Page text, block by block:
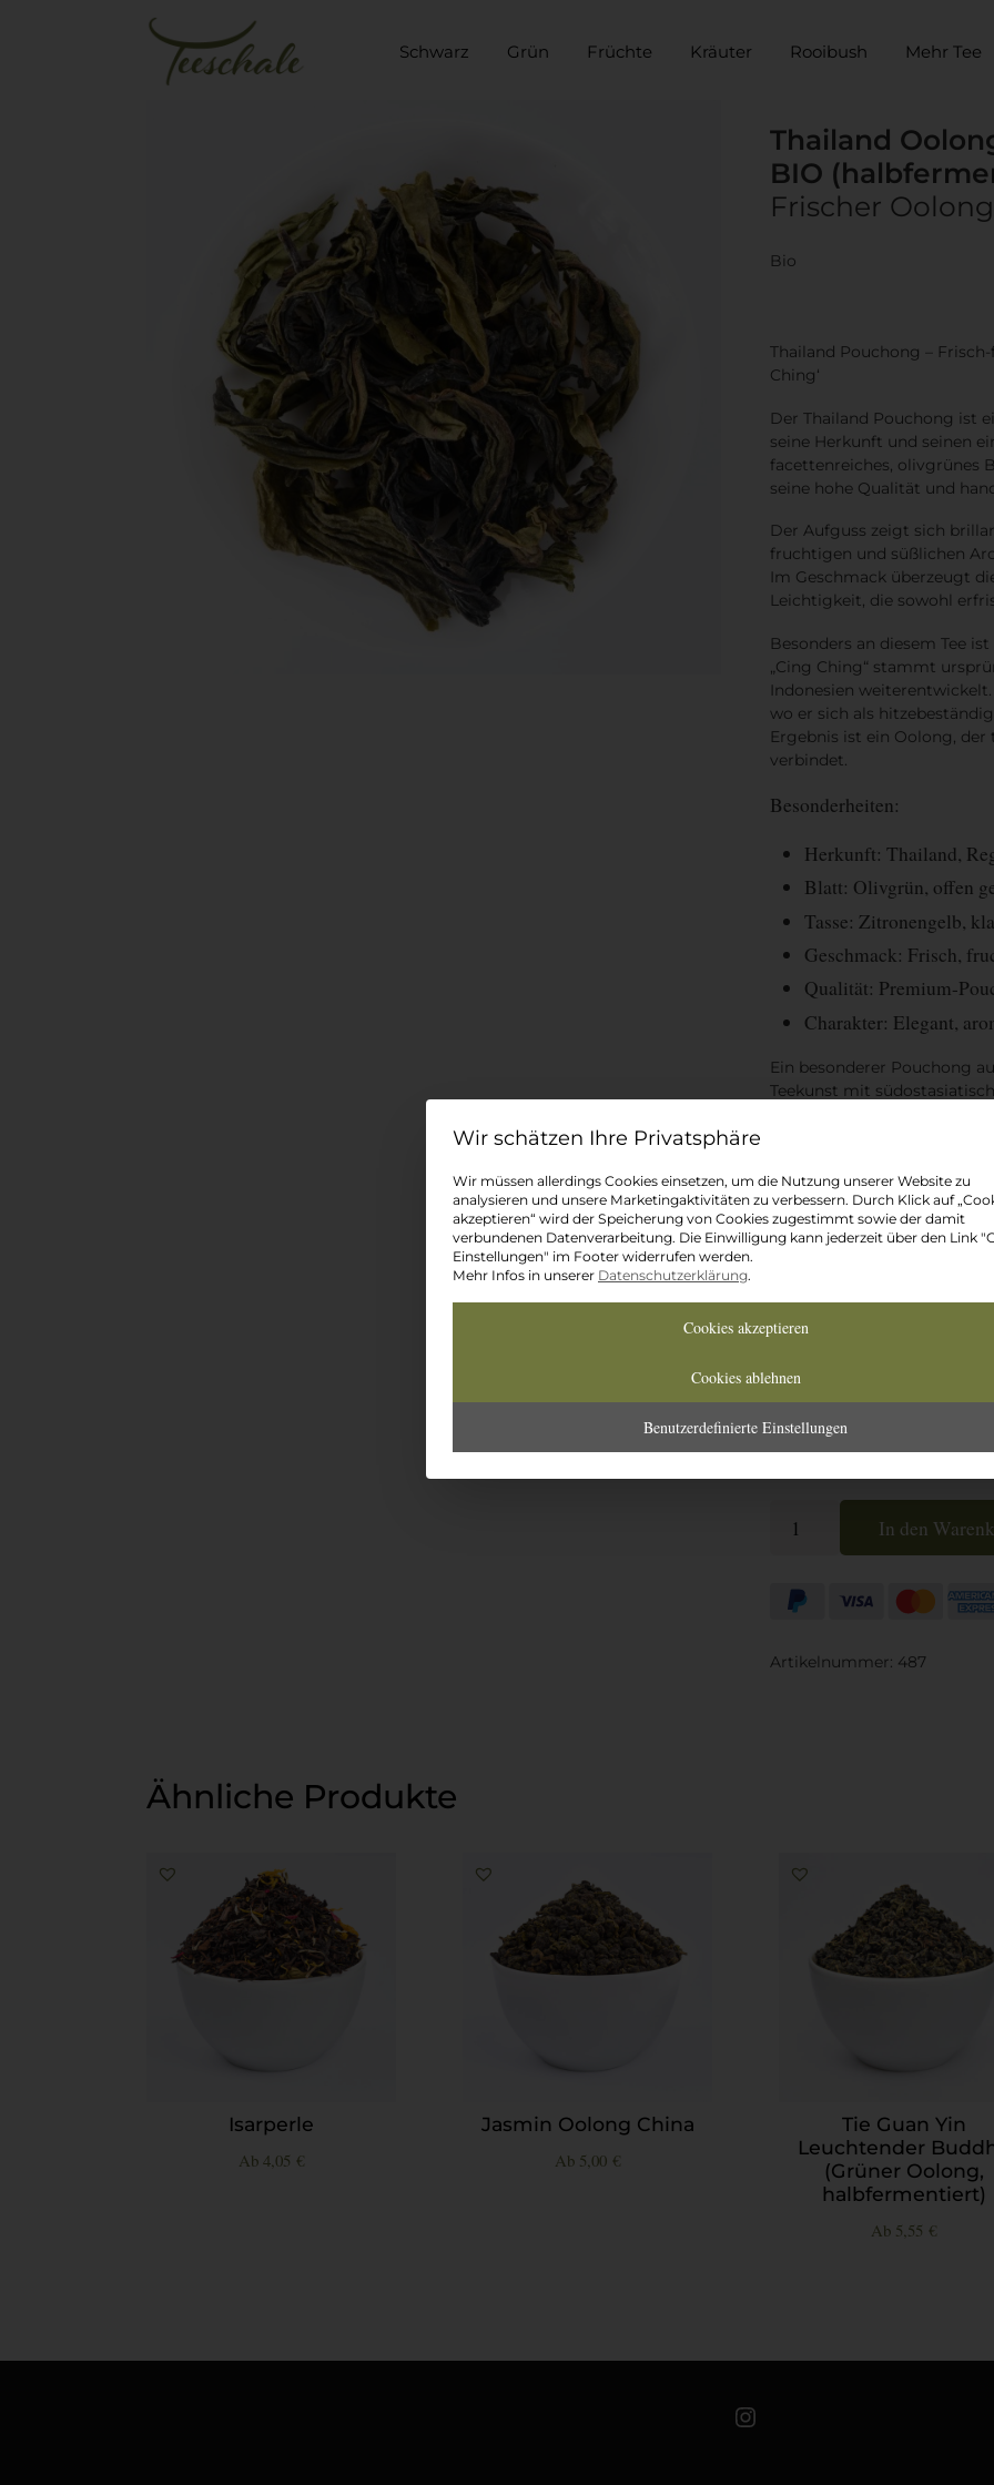
Schwarz Grün Früchte Kräuter Rooibush Mehr Tee
Thailand
BIO
Frischer
Bio
Thailand Pouchong –
Ching‘
Der Thailand Pouchong ist
seine Herkunft und seinen
facettenreiches, olivgrünes
seine hohe Qualität und
Der Aufguss zeigt sich
fruchtigen und süßlichen
Im Geschmack überzeugt
Leichtigkeit, die sowohl
Besonders an diesem Tee
„Cing Ching“ stammt
Indonesien
wo er sich als
Ergebnis ist ein Oolong,
verbindet.
Besonderheiten:
Herkunft: Thailand,
Blatt: Olivgrün, offen
Tasse: Zitronengelb,
Geschmack: Frisch,
Qualität: Premium-
Charakter: Elegant,
Ein besonderer Pouchong
Teekunst mit
Zubereitung:
Unser Oolong Tee wird
Teeschale ist
Gewicht
Oolong
Shan
BIO
In den
Artikelnummer: 487
Ähnliche Produkte
Isarperle
Ab 4,05 €
Jasmin Oolong China
Ab 5,00 €
Tie Guan Yin
Leuchtender
(Grüner Oolong,
halbfermentiert)
Ab 5,55 €
Teeschale auf Instagram
Datenschutz-Präferenz
Wir müssen allerdings Cookies einsetzen, um die Nutzung unserer Website zu
analysieren und unsere Marketingaktivitäten zu verbessern. Durch Klick auf
akzeptieren“ wird der Speicherung von Cookies zugestimmt sowie der damit
verbundenen Datenverarbeitung. Die Einwilligung kann jederzeit über den Link
Einstellungen" im Footer widerrufen werden.
Mehr Infos in unserer Datenschutzerklärung.
Cookies akzeptieren
Cookies ablehnen
Benutzerdefinierte Einstellungen